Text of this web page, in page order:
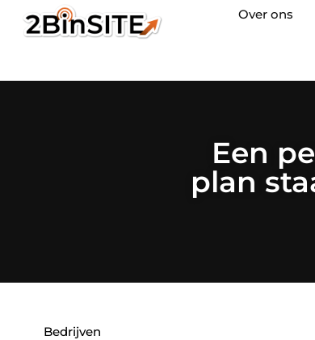
Over ons
Een
plan
Bedrijven